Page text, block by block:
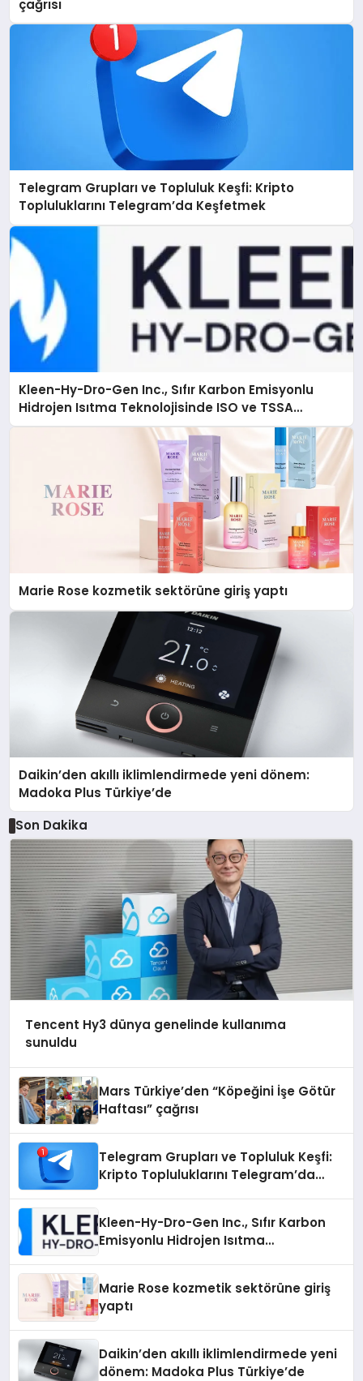
çağrısı
Telegram Grupları ve Topluluk Keşfi: Kripto
Topluluklarını Telegram’da Keşfetmek
Kleen-Hy-Dro-Gen Inc., Sıfır Karbon Emisyonlu
Hidrojen Isıtma Teknolojisinde ISO ve TSSA
Düzenleyici Onaylarını Aldı
Marie Rose kozmetik sektörüne giriş yaptı
Daikin’den akıllı iklimlendirmede yeni dönem:
Madoka Plus Türkiye’de
Son Dakika
Tencent Hy3 dünya genelinde kullanıma
sunuldu
Mars Türkiye’den “Köpeğini İşe Götür
Haftası” çağrısı
Telegram Grupları ve Topluluk Keşfi:
Kripto Topluluklarını Telegram’da
Kleen-Hy-Dro-Gen Inc., Sıfır Karbon
Emisyonlu Hidrojen Isıtma
Marie Rose kozmetik sektörüne giriş
yaptı
Daikin’den akıllı iklimlendirmede yeni
dönem: Madoka Plus Türkiye’de